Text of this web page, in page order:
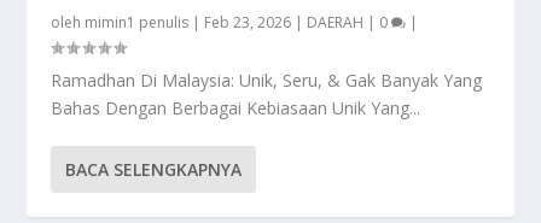
oleh mimin1 penulis | Feb 23, 2026 | DAERAH | 0 |
Ramadhan Di Malaysia: Unik, Seru, & Gak Banyak Yang
Bahas Dengan Berbagai Kebiasaan Unik Yang...
BACA SELENGKAPNYA